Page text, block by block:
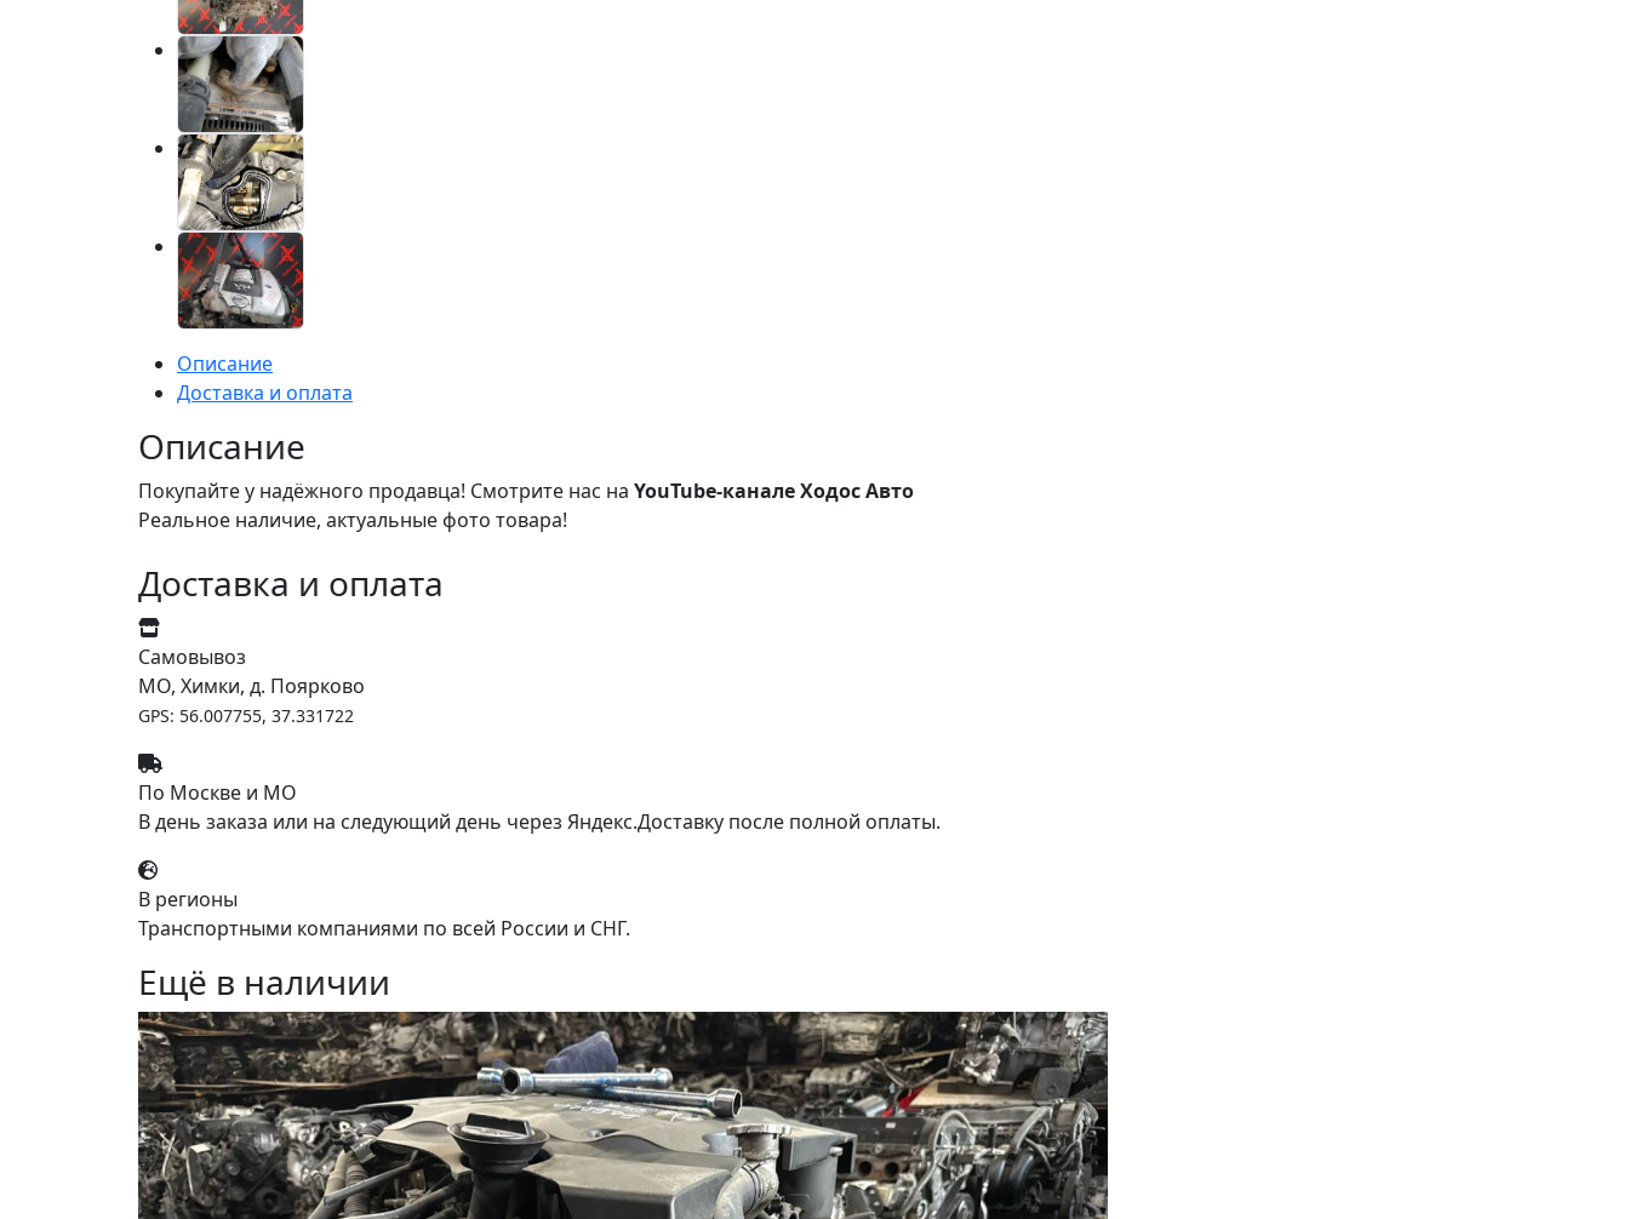
Описание
Доставка и оплата
Описание
Покупайте у надёжного продавца! Смотрите нас на YouTube-канале Ходос Авто
Реальное наличие, актуальные фото товара!
Доставка и оплата
Самовывоз
МО, Химки, д. Поярково
GPS: 56.007755, 37.331722
По Москве и МО
В день заказа или на следующий день через Яндекс.Доставку после полной оплаты.
В регионы
Транспортными компаниями по всей России и СНГ.
Ещё в наличии